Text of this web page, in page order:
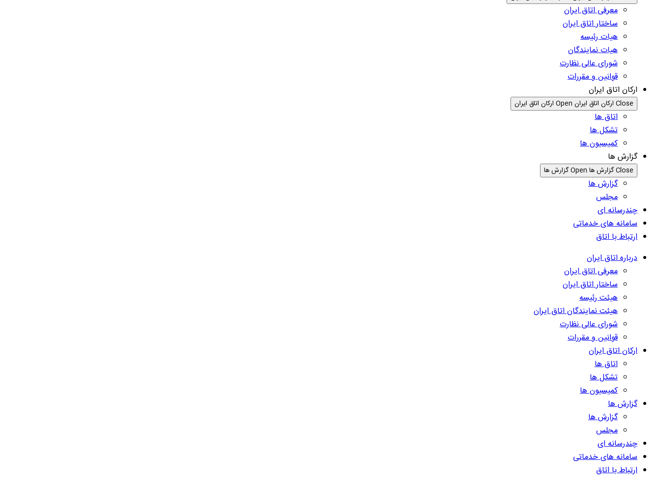
معرفی اتاق ایران
ساختار اتاق ایران
هیات رئیسه
هیات نمایندگان
شورای عالی نظارت
قوانین و مقررات
ارکان اتاق ایران
Close ارکان اتاق ایران Open ارکان اتاق ایران
اتاق ها
تشکل ها
کمیسیون ها
گزارش ها
Close گزارش ها Open گزارش ها
گزارش ها
مجلس
چندرسانه ای
سامانه های خدماتی
ارتباط با اتاق
درباره اتاق ایران
معرفی اتاق ایران
ساختار اتاق ایران
هیئت رئیسه
هیئت نمایندگان اتاق ایران
شورای عالی نظارت
قوانین و مقررات
ارکان اتاق ایران
اتاق ها
تشکل ها
کمیسیون ها
گزارش ها
گزارش ها
مجلس
چندرسانه ای
سامانه های خدماتی
ارتباط با اتاق